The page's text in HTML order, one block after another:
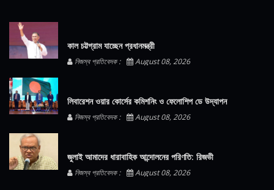
কাল চট্টগ্রাম যাচ্ছেন প্রধানমন্ত্রী
নিজস্ব প্রতিবেদক : August 08, 2026
লিবারেশন ওয়ার কোর্সের কমিশনিং ও ফেলোশিপ ডে উদ্‌যাপন
নিজস্ব প্রতিবেদক : August 08, 2026
জুলাই আমাদের ধারাবাহিক আন্দোলনের পরিণতি: রিজভী
নিজস্ব প্রতিবেদক : August 08, 2026